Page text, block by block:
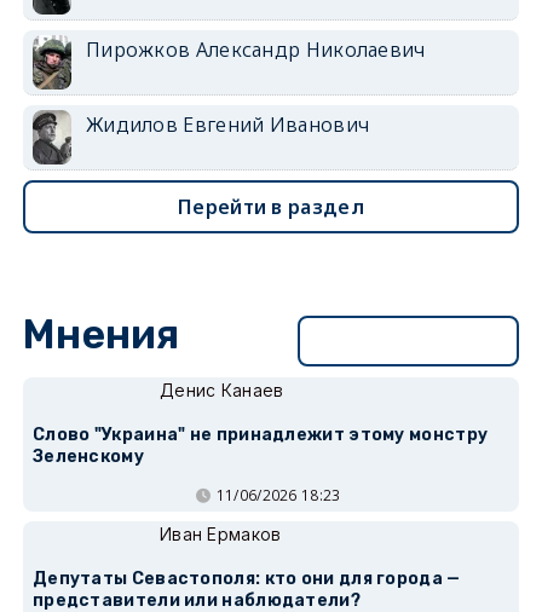
Пирожков Александр Николаевич
Жидилов Евгений Иванович
Перейти в раздел
Мнения
Денис Канаев
Слово "Украина" не принадлежит этому монстру
Зеленскому
11/06/2026 18:23
Иван Ермаков
Депутаты Севастополя: кто они для города —
представители или наблюдатели?